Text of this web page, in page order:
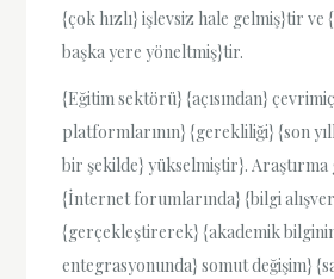
{çok hızlı} işlevsiz hale gelmiş}tir ve
başka yere yöneltmiş}tir.
{Eğitim sektörü} {açısından}
platformlarının} {gerekliliği} {son
bir şekilde} yükselmiştir}. Araştırma
{İnternet forumlarında} {bilgi
{gerçekleştirerek} {akademik
entegrasyonunda} somut değişim}